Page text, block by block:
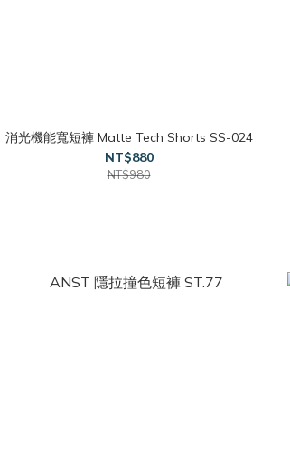
消光機能寬短褲 Matte Tech Shorts SS-024
NT$880
NT$980